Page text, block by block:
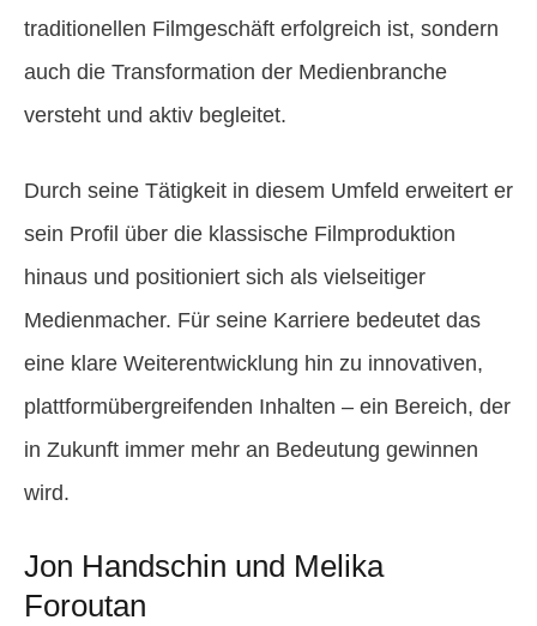
traditionellen Filmgeschäft erfolgreich ist, sondern
auch die Transformation der Medienbranche
versteht und aktiv begleitet.
Durch seine Tätigkeit in diesem Umfeld erweitert er
sein Profil über die klassische Filmproduktion
hinaus und positioniert sich als vielseitiger
Medienmacher. Für seine Karriere bedeutet das
eine klare Weiterentwicklung hin zu innovativen,
plattformübergreifenden Inhalten – ein Bereich, der
in Zukunft immer mehr an Bedeutung gewinnen
wird.
Jon Handschin und Melika
Foroutan